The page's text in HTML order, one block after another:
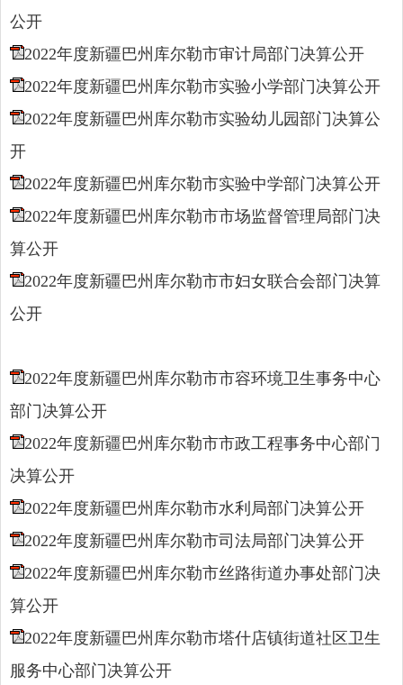
公开
2022年度新疆巴州库尔勒市审计局部门决算公开
2022年度新疆巴州库尔勒市实验小学部门决算公开
2022年度新疆巴州库尔勒市实验幼儿园部门决算公
开
2022年度新疆巴州库尔勒市实验中学部门决算公开
2022年度新疆巴州库尔勒市市场监督管理局部门决
算公开
2022年度新疆巴州库尔勒市市妇女联合会部门决算
公开
2022年度新疆巴州库尔勒市市容环境卫生事务中心
部门决算公开
2022年度新疆巴州库尔勒市市政工程事务中心部门
决算公开
2022年度新疆巴州库尔勒市水利局部门决算公开
2022年度新疆巴州库尔勒市司法局部门决算公开
2022年度新疆巴州库尔勒市丝路街道办事处部门决
算公开
2022年度新疆巴州库尔勒市塔什店镇街道社区卫生
服务中心部门决算公开